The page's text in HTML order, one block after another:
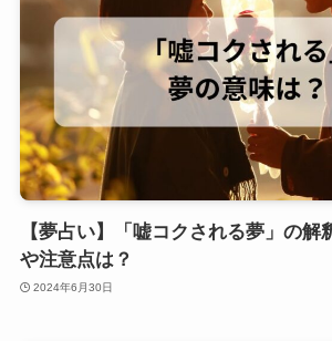
【夢占い】「嘘コクされる夢」の解
や注意点は？
2024年6月30日